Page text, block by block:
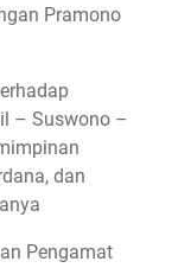
Pramono
– Suswono –
dan
Pengamat